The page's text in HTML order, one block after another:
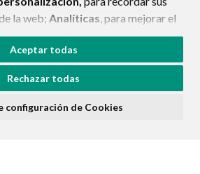
la web; Analíticas, para mejorar el
y sus servicios.
botón“Aceptar todas”
su uso. Si pulsa el botón
las cookies técnicas
Aceptar todas
Rechazar todas
configuración de Cookies